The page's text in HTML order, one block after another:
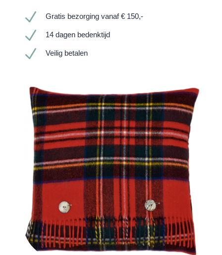
N Gratis bezorging vanaf € 150,-
N 14 dagen bedenktijd
N Veilig betalen